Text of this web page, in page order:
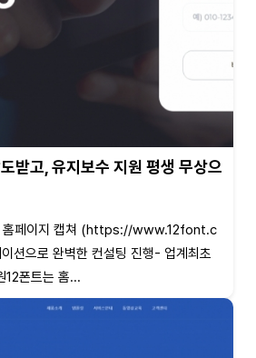
받고, 유지보수 지원 평생 무상으
홈페이지 캡쳐 (https://www.12font.c
션으로 완벽한 컨설팅 진행- 업계최초
12폰트는 홈...